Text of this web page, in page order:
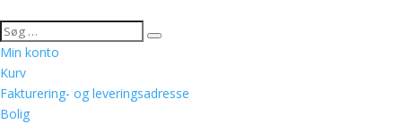
Min konto
Kurv
Fakturering- og leveringsadresse
Bolig